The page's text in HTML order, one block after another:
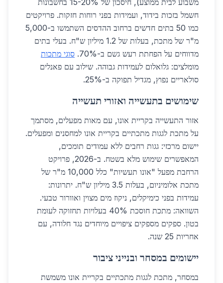
משבוע לבית ממוצע), חיסכון של 15-20% בחשבונות
חשמל בזכות בידוד, ועמידות בפני רוחות חזקות. פרויקטים
כמו 50 בתים חדשים ברחוב ההדסים השתמשו ב-5,000
מ"ר של מתכת, בעלות של 1.2 מיליון ש"ח. בעלי בתים
מדווחים על הפחתת רעש גשם ב-70%.
סוגי מתכות
מומלצים: גלואלום לעמידות גבוהה. שילוב עם פאנלים
סולאריים נפוץ, מגדיל תפוקה ב-25%.
שימושים בתעשייה ואזורי תעשייה
אזור התעשייה בקריית אונו, עם מאות מפעלים, מסתמך
על מתכת לגגות מתכתיים בקריית אונו למחסנים ומפעלים.
יישום מרכזי: גגות רחבים ללא עמודים תומכים,
המאפשרים שימוש מלא בשטח. ב-2026, פרויקט
הרחבת מפעל "אונו תעשיות" כלל 10,000 מ"ר של
מתכת אלומיניום, בעלות 3.5 מיליון ש"ח. יתרונות:
עמידות בפני כימיקלים, ניקוז מים מצוין ואוורור טבעי.
השוואה: מתכת חוסכת 40% בעלויות תחזוקה לעומת
בטון. ספקים מספקים ציפויים מיוחדים נגד חלודה, עם
אחריות 25 שנה.
יישומים במסחר ובנייני ציבור
במסחר, מתכת לגגות מתכתיים בקריית אונו משמשת